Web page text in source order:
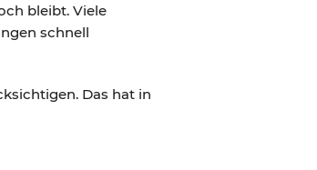
bleibt. Viele
schnell
Das hat in